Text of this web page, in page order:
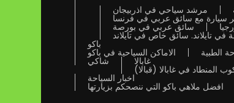
مرشد سياحي في اذربيجان
سيارة مع سائق عربي في فرنسا
سائق عربي في بورصة
في تايلاند. سائق خاص في تايلاند
باكو
الاماكن السياحية في باكو الطبية
شاكي غابالا
المنطاد في غابالا (قبالا)
اخبار السياحة
افضل ملاهي باكو التي ننصحكم بزيارتها